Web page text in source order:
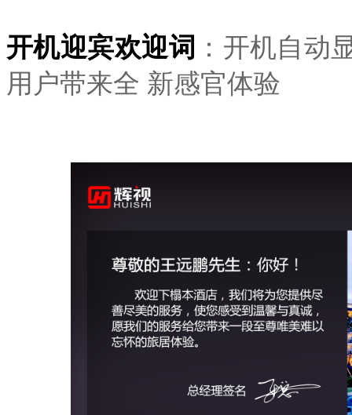
开机迎宾欢迎词 ： 开机自动
用户带来全 新感官体验